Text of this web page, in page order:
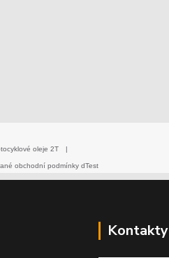
oleje 2T |
obchodní podmínky dTest
Kontakty